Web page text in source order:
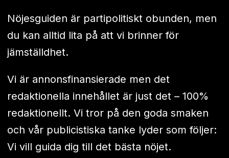
Nöjesguiden är partipolitiskt obunden, men
du kan alltid lita på att vi brinner för
jämställdhet.
Vi är annonsfinansierade men det
redaktionella innehållet är just det – 100%
redaktionellt. Vi tror på den goda smaken
och vår publicistiska tanke lyder som följer:
Vi vill guida dig till det bästa nöjet.